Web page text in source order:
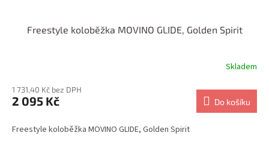
Freestyle koloběžka MOVINO GLIDE, Golden Spirit
Skladem
1 731,40 Kč bez DPH
2 095 Kč Do košíku
Freestyle koloběžka MOVINO GLIDE, Golden Spirit